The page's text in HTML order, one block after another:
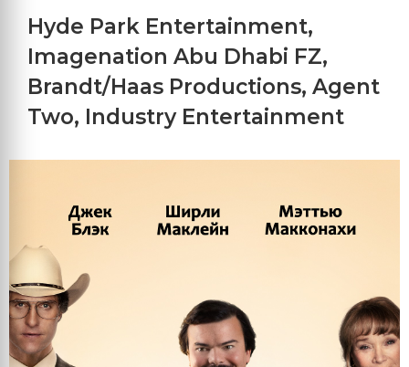
Hyde Park Entertainment,
Imagenation Abu Dhabi FZ,
Brandt/Haas Productions, Agent
Two, Industry Entertainment